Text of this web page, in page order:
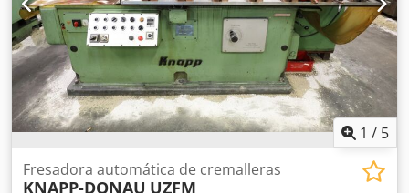
1 / 5
Fresadora automática de cremalleras
KNAPP-DONAU UZFM